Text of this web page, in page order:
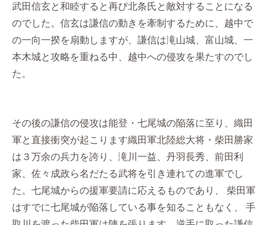
武田信玄と和睦すると再び北条氏と敵対することになる
のでした。信玄は謙信の動きを牽制するために、越中で
の一向一揆を扇動しますが、謙信は滝山城、富山城、一
本木城と攻略を重ねる中、越中への侵攻を果たすのでし
た。
その後の謙信の侵攻は能登・七尾城の陥落に至り、織田
軍と直接衝突が起こります織田軍北陸総大将・柴田勝家
は３万余の兵力を誇り、滝川一益、丹羽長秀、前田利
家、佐々成政ら名だたる武将を引き連れての進軍でし
た。七尾城からの援軍要請に応えるものであり、 柴田軍
はすでに七尾城が陥落している事を知ることもなく、 手